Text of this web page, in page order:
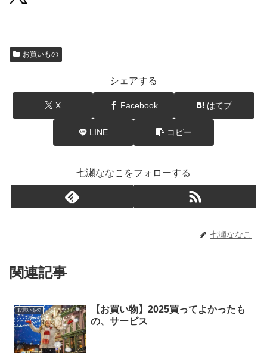
お買いもの
シェアする
X Facebook はてブ
LINE コピー
七瀬ななこをフォローする
七瀬ななこ
関連記事
お買いもの
【お買い物】2025買ってよかったも
の、サービス